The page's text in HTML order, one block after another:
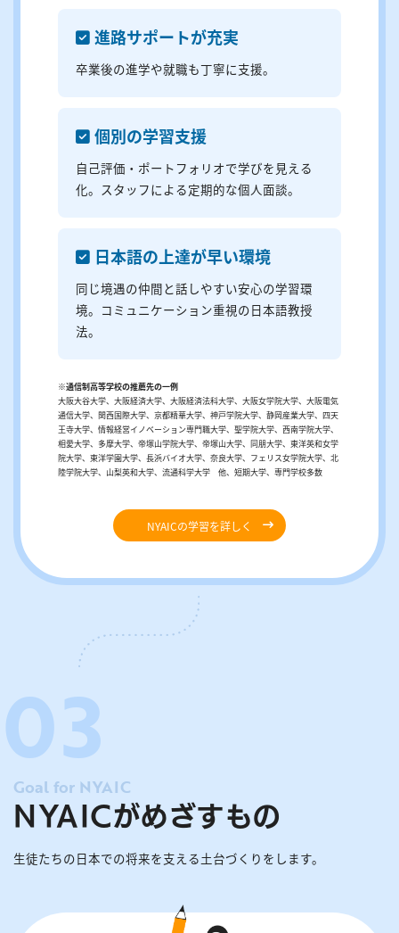
進路サポートが充実
卒業後の進学や就職も丁寧に⽀援。
個別の学習⽀援
⾃⼰評価・ポートフォリオで学びを⾒える
化。スタッフによる定期的な個⼈⾯談。
⽇本語の上達が早い環境
同じ境遇の仲間と話しやすい安⼼の学習環
境。コミュニケーション重視の⽇本語教授
法。
※通信制高等学校の推薦先の一例
大阪大谷大学、大阪経済大学、大阪経済法科大学、大阪女学院大学、大阪電気
通信大学、関西国際大学、京都精華大学、神戸学院大学、静岡産業大学、四天
王寺大学、情報経営イノベーション専門職大学、聖学院大学、西南学院大学、
相愛大学、多摩大学、帝塚山学院大学、帝塚山大学、同朋大学、東洋英和女学
院大学、東洋学園大学、長浜バイオ大学、奈良大学、フェリス女学院大学、北
陸学院大学、山梨英和大学、流通科学大学 他、短期大学、専門学校多数
NYAICの学習を詳しく
NYAICがめざすもの
Goal for NYAIC
生徒たちの日本での将来を支える土台づくりをします。